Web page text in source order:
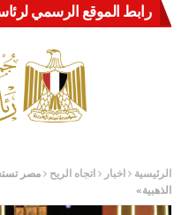
رابط الموقع الرسمي
الرئيسية اخبار اتجاه الريح مصر
الذهبية»